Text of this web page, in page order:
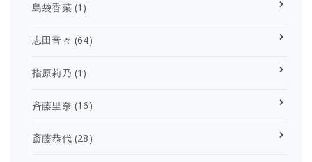
島袋香菜(1)
志田音々 (64)
指原莉乃 (1)
斉藤里奈 (16)
斎藤恭代(28)